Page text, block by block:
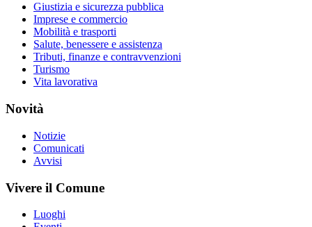
Giustizia e sicurezza pubblica
Imprese e commercio
Mobilità e trasporti
Salute, benessere e assistenza
Tributi, finanze e contravvenzioni
Turismo
Vita lavorativa
Novità
Notizie
Comunicati
Avvisi
Vivere il Comune
Luoghi